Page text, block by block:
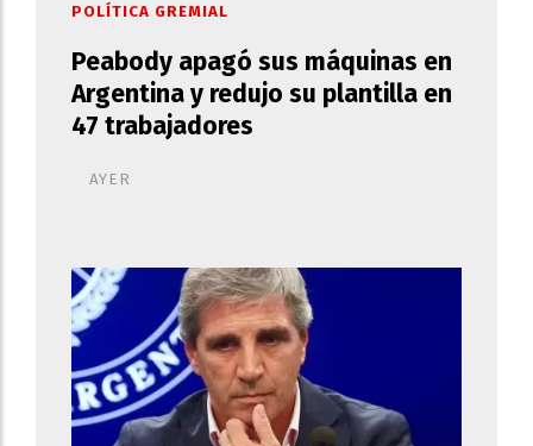
Peabody apagó sus máquinas en
Argentina y redujo su plantilla en
47 trabajadores
POLÍTICA GREMIAL
AYER